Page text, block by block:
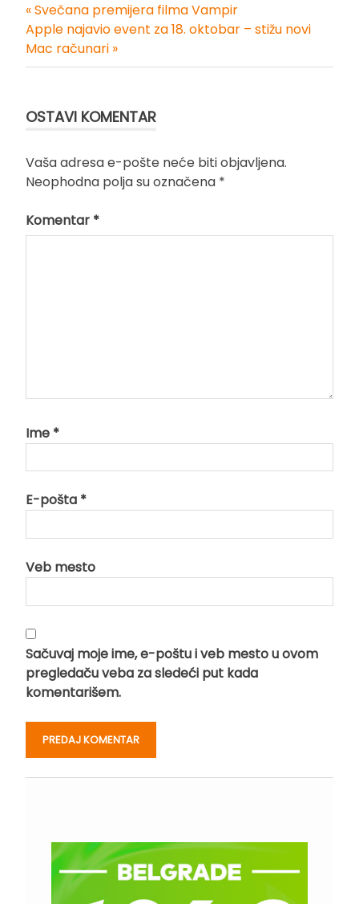
Kretanje
članka
« Svečana premijera filma Vampir
Apple najavio event za 18. oktobar – stižu novi
Mac računari »
OSTAVI KOMENTAR
Vaša adresa e-pošte neće biti objavljena.
Neophodna polja su označena *
Komentar *
Ime *
E-pošta *
Veb mesto
Sačuvaj moje ime, e-poštu i veb mesto u ovom
pregledaču veba za sledeći put kada
komentarišem.